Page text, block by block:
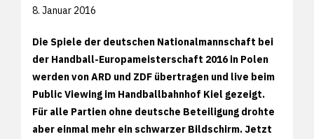
8. Januar 2016
Die Spiele der deutschen Nationalmannschaft bei
der Handball-Europameisterschaft 2016 in Polen
werden von ARD und ZDF übertragen und live beim
Public Viewing im Handballbahnhof Kiel gezeigt.
Für alle Partien ohne deutsche Beteiligung drohte
aber einmal mehr ein schwarzer Bildschirm. Jetzt